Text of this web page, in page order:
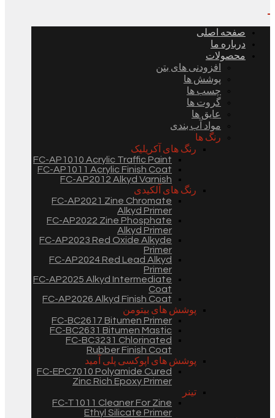
صفحه اصلی
درباره ما
محصولات
افزودنی های بتن
پوشش ها
چسب ها
گروت ها
عایق ها
مواد آب بندی
رنگ ها
رنگ های آکریلیک
FC-AP1010 Acrylic Traffic Paint
FC-AP1011 Acrylic Finish Coat
FC-AP2012 Alkyd Varnish
رنگ های آلکیدی
FC-AP2021 Zine Chromate
Alkyd Primer
FC-AP2022 Zine Phosphate
Alkyd Primer
FC-AP2023 Red Oxide Alkyde
Primer
FC-AP2024 Red Lead Alkyd
Primer
FC-AP2025 Alkyd Intermediate
Coat
FC-AP2026 Alkyd Finish Coat
پوشش های بیتومن
FC-BC2617 Bitumen Primer
FC-BC2631 Bitumen Mastic
FC-BC3231 Chlorinated
Rubber Finish Coat
پوشش های اپوکسی پلی آمید
FC-EPC7010 Polyamide Cured
Zinc Rich Epoxy Primer
تینر
FC-T1011 Cleaner For Zine
Ethyl Silicate Primer